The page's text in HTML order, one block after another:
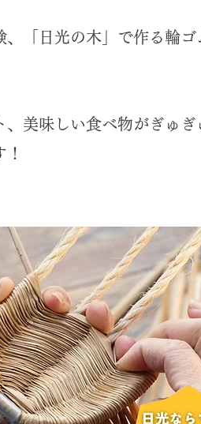
「日光の木」で作る輪
美味しい食べ物がぎゅぎ